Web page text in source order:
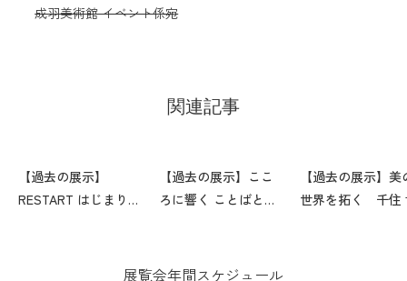
成羽美術館 イベント係宛
関連記事
【過去の展示】
RESTART はじまりの
【過去の展示】ここ
ろに響く ことばと
【過去の展示】美
世界を拓く 千住
展覧会年間スケジュール